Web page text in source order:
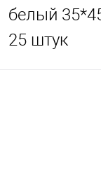
белый
25 штук